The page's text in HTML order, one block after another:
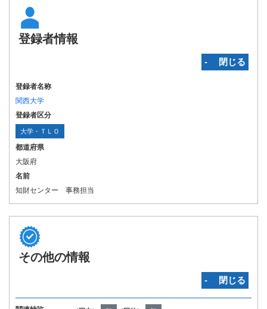
登録者情報
‐ 閉じる
登録者名称
関西大学
登録者区分
大学・ＴＬＯ
都道府県
大阪府
名前
知財センター 事務担当
その他の情報
‐ 閉じる